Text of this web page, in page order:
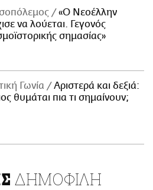
«Ο Νεοέλλην
να λούεται. Γεγονός
σημασίας»
Γωνία
Αριστερά και δεξιά:
θυμάται πια τι σημαίνουν;
ΔΗΜΟΦΙΛΗ